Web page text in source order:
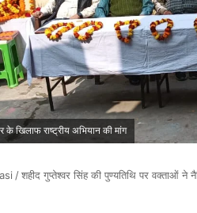
के खिलाफ राष्ट्रीय अभियान की मांग
/शहीद गुप्तेश्वर सिंह की पुण्यतिथि पर वक्ताओं ने